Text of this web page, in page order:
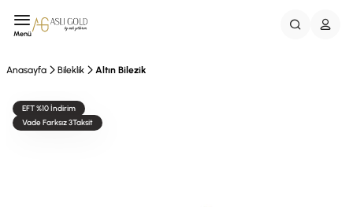
Menü
Anasayfa Bileklik Altın Bilezik
EFT %10 İndirim
Vade Farksız 3Taksit